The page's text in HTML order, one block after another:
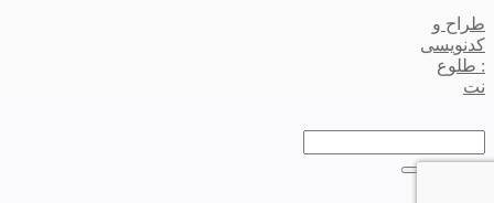
طراح و
کدنویسی
: طلوع
نت